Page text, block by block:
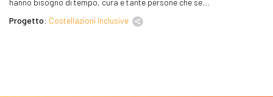
hanno bisogno di tempo, cura e tante persone che se...
Progetto: Costellazioni Inclusive